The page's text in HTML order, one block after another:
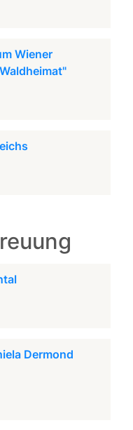
Wiener
Dermond